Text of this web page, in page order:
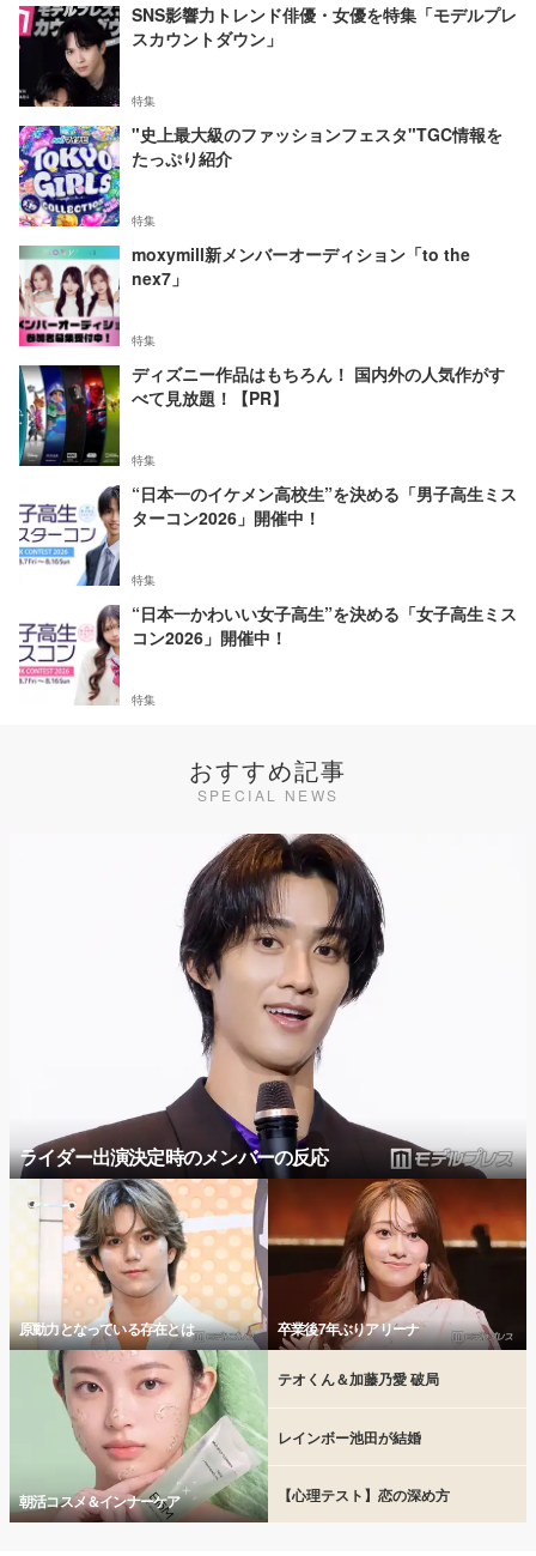
SNS影響力トレンド俳優・女優を特集「モデルプレ
スカウントダウン」
特集
"史上最大級のファッションフェスタ"TGC情報を
たっぷり紹介
特集
moxymill新メンバーオーディション「to the
nex7」
特集
ディズニー作品はもちろん！ 国内外の人気作がす
べて見放題！【PR】
特集
“日本一のイケメン高校生”を決める「男子高生ミス
ターコン2026」開催中！
特集
“日本一かわいい女子高生”を決める「女子高生ミス
コン2026」開催中！
特集
おすすめ記事
SPECIAL NEWS
ライダー出演決定時のメンバーの反応
原動力となっている存在とは 卒業後7年ぶりアリーナ
朝活コスメ＆インナーケア
テオくん＆加藤乃愛 破局
レインボー池田が結婚
【心理テスト】恋の深め方